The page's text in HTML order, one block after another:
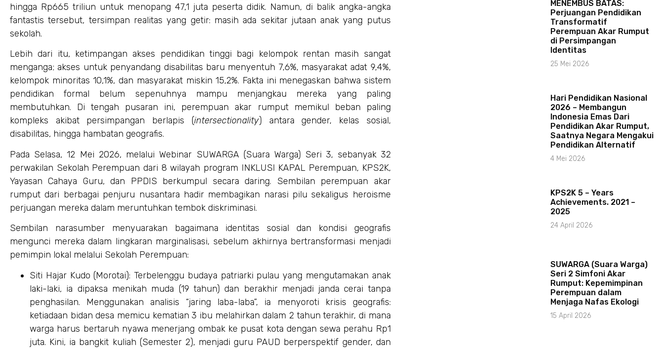
hingga Rp665 triliun untuk menopang 47,1 juta peserta didik. Namun, di balik angka-angka
fantastis tersebut, tersimpan realitas yang getir: masih ada sekitar jutaan anak yang putus
sekolah.
Lebih dari itu, ketimpangan akses pendidikan tinggi bagi kelompok rentan masih sangat
menganga; akses untuk penyandang disabilitas baru menyentuh 7,6%, masyarakat adat 9,4%,
kelompok minoritas 10,1%, dan masyarakat miskin 15,2%. Fakta ini menegaskan bahwa sistem
pendidikan formal belum sepenuhnya mampu menjangkau mereka yang paling
membutuhkan. Di tengah pusaran ini, perempuan akar rumput memikul beban paling
kompleks akibat persimpangan berlapis (intersectionality) antara gender, kelas sosial,
disabilitas, hingga hambatan geografis.
Pada Selasa, 12 Mei 2026, melalui Webinar SUWARGA (Suara Warga) Seri 3, sebanyak 32
perwakilan Sekolah Perempuan dari 8 wilayah program INKLUSI KAPAL Perempuan, KPS2K,
Yayasan Cahaya Guru, dan PPDIS berkumpul secara daring. Sembilan perempuan akar
rumput dari berbagai penjuru nusantara hadir membagikan narasi pilu sekaligus heroisme
perjuangan mereka dalam meruntuhkan tembok diskriminasi.
Sembilan narasumber menyuarakan bagaimana identitas sosial dan kondisi geografis
mengunci mereka dalam lingkaran marginalisasi, sebelum akhirnya bertransformasi menjadi
pemimpin lokal melalui Sekolah Perempuan:
Siti Hajar Kudo (Morotai): Terbelenggu budaya patriarki pulau yang mengutamakan anak
laki-laki, ia dipaksa menikah muda (19 tahun) dan berakhir menjadi janda cerai tanpa
penghasilan. Menggunakan analisis “jaring laba-laba”, ia menyoroti krisis geografis:
ketiadaan bidan desa memicu kematian 3 ibu melahirkan dalam 2 tahun terakhir, di mana
warga harus bertaruh nyawa menerjang ombak ke pusat kota dengan sewa perahu Rp1
juta. Kini, ia bangkit kuliah (Semester 2), menjadi guru PAUD berperspektif gender, dan
MENEMBUS BATAS:
Perjuangan Pendidikan
Transformatif
Perempuan Akar Rumput
di Persimpangan
Identitas
25 Mei 2026
Hari Pendidikan Nasional
2026 – Membangun
Indonesia Emas Dari
Pendidikan Akar Rumput,
Saatnya Negara Mengakui
Pendidikan Alternatif
4 Mei 2026
KPS2K 5 – Years
Achievements. 2021 –
2025
24 April 2026
SUWARGA (Suara Warga)
Seri 2 Simfoni Akar
Rumput: Kepemimpinan
Perempuan dalam
Menjaga Nafas Ekologi
15 April 2026